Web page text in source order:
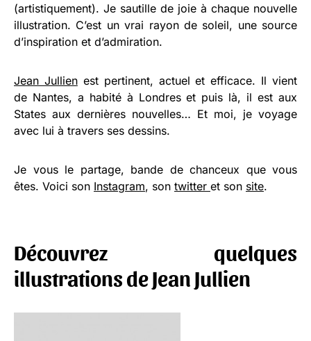
(artistiquement). Je sautille de joie à chaque nouvelle
illustration. C’est un vrai rayon de soleil, une source
d’inspiration et d’admiration.
Jean Jullienest pertinent, actuel et efficace. Il vient
de Nantes, a habité à Londres et puis là, il est aux
States aux dernières nouvelles… Et moi, je voyage
avec lui à travers ses dessins.
Je vous le partage, bande de chanceux que vous
êtes. Voici son Instagram, son twitter et son site.
Découvrez quelques
illustrations de Jean Jullien